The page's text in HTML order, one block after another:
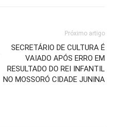
Próximo artigo
SECRETÁRIO DE CULTURA É
VAIADO APÓS ERRO EM
RESULTADO DO REI INFANTIL
NO MOSSORÓ CIDADE JUNINA